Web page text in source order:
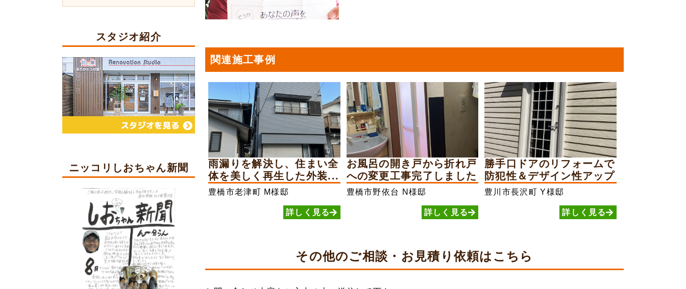
関連施工事例
雨漏りを解決し、住まい全
体を美しく再生した外装...
豊橋市老津町 M様邸
詳しく見る
お風呂の開き戸から折れ戸
への変更工事完了しました
豊橋市野依台 N様邸
詳しく見る
勝手口ドアのリフォームで
防犯性＆デザイン性アップ
豊川市長沢町 Y様邸
詳しく見る
その他のご相談・お見積り依頼はこちら
スタジオ紹介
ニッコリしおちゃん新聞